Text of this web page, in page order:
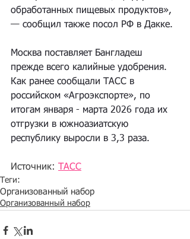
обработанных пищевых продуктов»,
— сообщил также посол РФ в Дакке.
Москва поставляет Бангладеш
прежде всего калийные удобрения.
Как ранее сообщали ТАСС в
российском «Агроэкспорте», по
итогам января - марта 2026 года их
отгрузки в южноазиатскую
республику выросли в 3,3 раза.
Источник: ТАСС
Теги:
Организованный набор
Организованный набор